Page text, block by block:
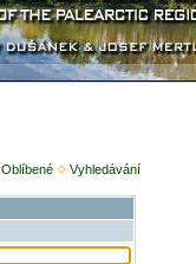
Oblíbené Vyhledávání